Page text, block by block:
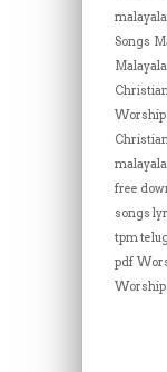
Songs
free
songs
tpm
pdf